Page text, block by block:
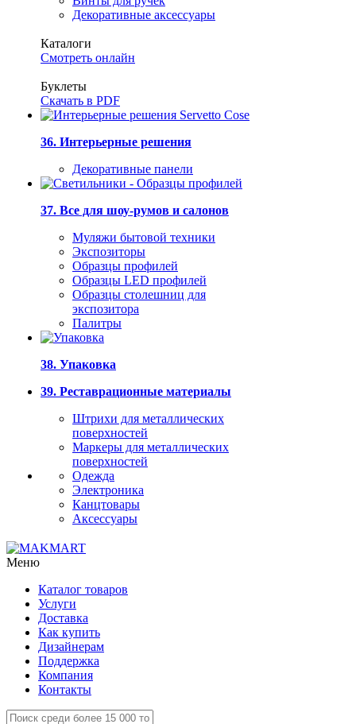
Декоративные аксессуары
Каталоги
Смотреть онлайн
Буклеты
Скачать в PDF
36. Интерьерные решения
Декоративные панели
37. Все для шоу-румов и салонов
Муляжи бытовой техники
Экспозиторы
Образцы профилей
Образцы LED профилей
Образцы столешниц для
экспозитора
Палитры
38. Упаковка
39. Реставрационные материалы
Штрихи для металлических
поверхностей
Маркеры для металлических
поверхностей
Одежда
Электроника
Канцтовары
Аксессуары
Меню
Каталог товаров
Услуги
Доставка
Как купить
Дизайнерам
Поддержка
Компания
Контакты